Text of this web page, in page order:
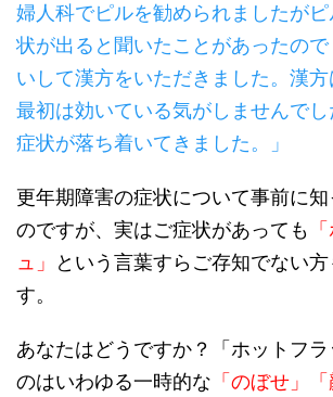
婦人科でピルを勧められましたが
状が出ると聞いたことがあったの
いして漢方をいただきました。漢方
最初は効いている気がしませんでし
症状が落ち着いてきました。」
更年期障害の症状について事前に
のですが、実はご症状があっても
ュ」
という言葉すらご存知でない
す。
あなたはどうですか？「ホットフラ
のはいわゆる一時的な 「のぼせ」